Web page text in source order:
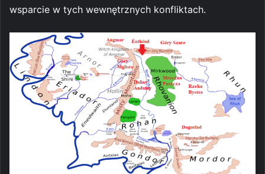
wsparcie w tych wewnętrznych konfliktach.